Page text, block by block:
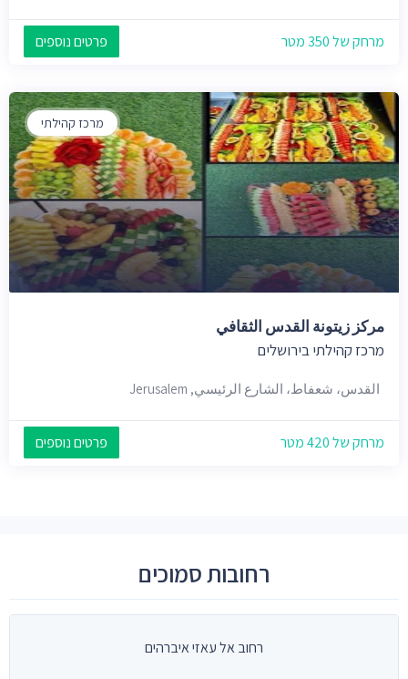
מרחק של 350 מטר פרטים נוספים
מרכז קהילתי
مركز زيتونة القدس الثقافي
מרכז קהילתי בירושלים
القدس، شعفاط، الشارع الرئيسي, Jerusalem
מרחק של 420 מטר פרטים נוספים
רחובות סמוכים
רחוב אל עאזי איברהים